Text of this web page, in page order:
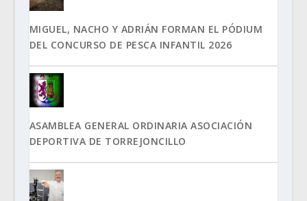
MIGUEL, NACHO Y ADRIÁN FORMAN EL PÓDIUM
DEL CONCURSO DE PESCA INFANTIL 2026
ASAMBLEA GENERAL ORDINARIA ASOCIACIÓN
DEPORTIVA DE TORREJONCILLO